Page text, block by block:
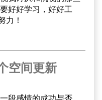
好好学习，好好工
力！
空间更新